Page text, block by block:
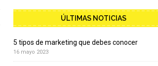
ÚLTIMAS NOTICIAS
5 tipos de marketing que debes conocer
16 mayo 2023